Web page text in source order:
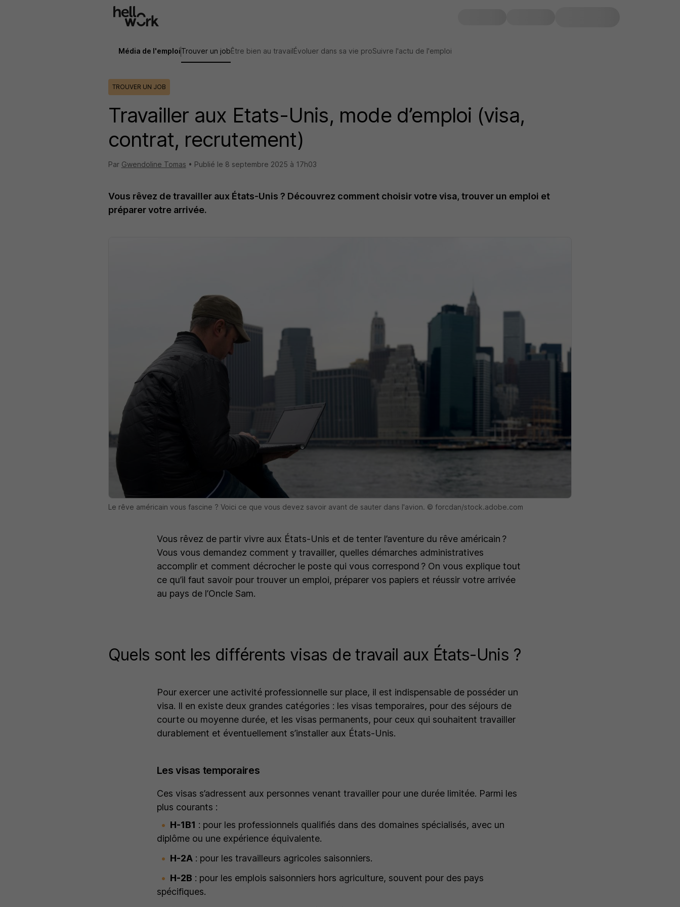
Média de l'emploiTrouver un jobÊtre bien au travailÉvoluer dans sa vie proSuivre l'actu de l'emploi
TROUVER UN JOB
Travailler aux Etats-Unis, mode d’emploi (visa,
contrat, recrutement)
Par Gwendoline Tomas • Publié le 8 septembre 2025 à 17h03
Vous rêvez de travailler aux États-Unis ? Découvrez comment choisir votre visa, trouver un emploi et
préparer votre arrivée.
Le rêve américain vous fascine ? Voici ce que vous devez savoir avant de sauter dans l'avion. © forcdan/stock.adobe.com
Vous rêvez de partir vivre aux États-Unis et de tenter l’aventure du rêve américain ?
Vous vous demandez comment y travailler, quelles démarches administratives
accomplir et comment décrocher le poste qui vous correspond ? On vous explique tout
ce qu’il faut savoir pour trouver un emploi, préparer vos papiers et réussir votre arrivée
au pays de l’Oncle Sam.
Quels sont les différents visas de travail aux États-Unis ?
Pour exercer une activité professionnelle sur place, il est indispensable de posséder un
visa. Il en existe deux grandes catégories : les visas temporaires, pour des séjours de
courte ou moyenne durée, et les visas permanents, pour ceux qui souhaitent travailler
durablement et éventuellement s’installer aux États-Unis.
Les visas temporaires
Ces visas s’adressent aux personnes venant travailler pour une durée limitée. Parmi les
plus courants :
H-1B1 : pour les professionnels qualifiés dans des domaines spécialisés, avec un
diplôme ou une expérience équivalente.
H-2A: pour les travailleurs agricoles saisonniers.
H-2B : pour les emplois saisonniers hors agriculture, souvent pour des pays
spécifiques.